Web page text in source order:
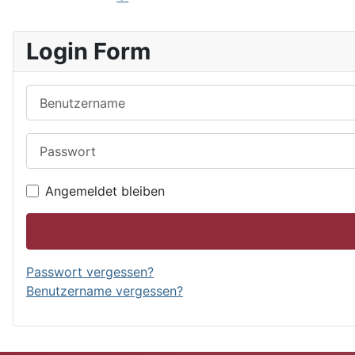
Login Form
Angemeldet bleiben
Passwort vergessen?
Benutzername vergessen?